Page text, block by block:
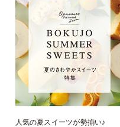
人気の夏スイーツが勢揃い♪